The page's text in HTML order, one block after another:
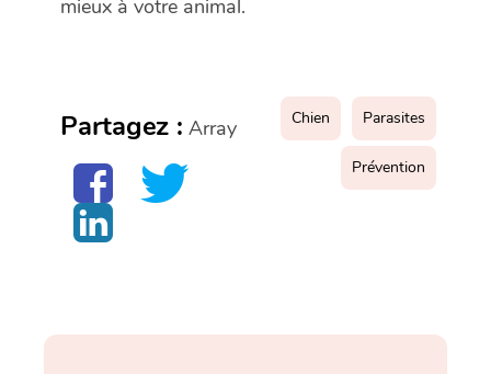
mieux à votre animal.
Partagez : Array Chien Parasites
Prévention